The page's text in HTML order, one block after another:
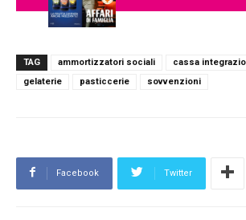
TAG ammortizzatori sociali cassa
gelaterie
pasticcerie sovvenzioni
Facebook Twitter